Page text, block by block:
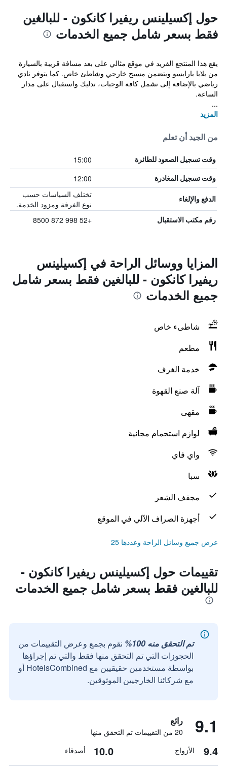
حول إكسيلينس ريفيرا كانكون - للبالغين
فقط بسعر شامل جميع الخدمات
يقع هذا المنتجع الفريد في موقع مثالي على بعد مسافة قريبة بالسيارة
من بلايا بارايسو ويتضمن مسبح خارجي وشاطئ خاص. كما يتوفر نادي
رياضي بالإضافة إلى تشمل كافة الوجبات، تدليك واستقبال على مدار
الساعة.
...
المزيد
من الجيد أن تعلم
وقت تسجيل الصعود للطائرة 15:00
وقت تسجيل المغادرة 12:00
الدفع والإلغاء
تختلف السياسات حسب
نوع الغرفة ومزود الخدمة.
رقم مكتب الاستقبال +52 998 872 8500
المزايا ووسائل الراحة في إكسيلينس
ريفيرا كانكون - للبالغين فقط بسعر شامل
جميع الخدمات
شاطىء خاص
مطعم
خدمة الغرف
آلة صنع القهوة
مقهى
لوازم استحمام مجانية
واي فاي
سبا
مجفف الشعر
أجهزة الصراف الآلي في الموقع
عرض جميع وسائل الراحة وعددها 25
تقييمات حول إكسيلينس ريفيرا كانكون -
للبالغين فقط بسعر شامل جميع الخدمات
تم التحقق منه 100%
نقوم بجمع وعرض التقييمات من
الحجوزات التي تم التحقق منها فقط والتي تم إجراؤها
بواسطة مستخدمين حقيقيين مع HotelsCombined أو
مع شركائنا الخارجيين الموثوقين.
9.1 رائع
20 من التقييمات تم التحقق منها
9.4 الأزواج 10.0 أصدقاء